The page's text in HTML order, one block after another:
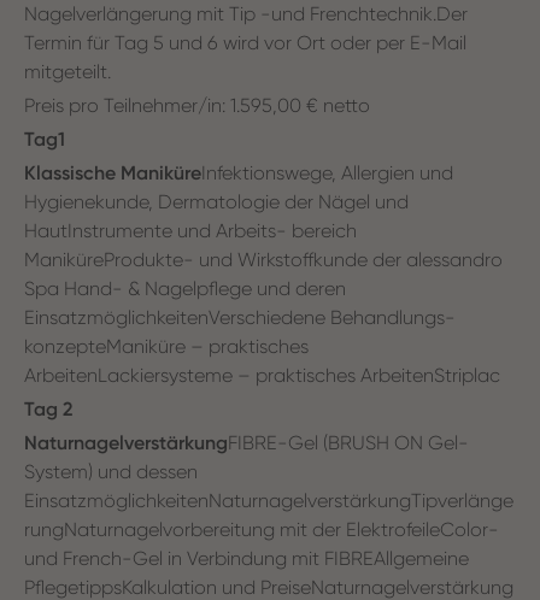
Nagelverlängerung mit Tip -und Frenchtechnik.Der
Termin für Tag 5 und 6 wird vor Ort oder per E-Mail
mitgeteilt.
Preis pro Teilnehmer/in: 1.595,00 € netto
Tag1
Klassische ManiküreInfektionswege, Allergien und
Hygienekunde, Dermatologie der Nägel und
HautInstrumente und Arbeits- bereich
ManiküreProdukte- und Wirkstoffkunde der alessandro
Spa Hand- & Nagelpflege und deren
EinsatzmöglichkeitenVerschiedene Behandlungs-
konzepteManiküre – praktisches
ArbeitenLackiersysteme – praktisches ArbeitenStriplac
Tag 2
NaturnagelverstärkungFIBRE-Gel (BRUSH ON Gel-
System) und dessen
EinsatzmöglichkeitenNaturnagelverstärkungTipverlänge
rungNaturnagelvorbereitung mit der ElektrofeileColor-
und French-Gel in Verbindung mit FIBREAllgemeine
PflegetippsKalkulation und PreiseNaturnagelverstärkung